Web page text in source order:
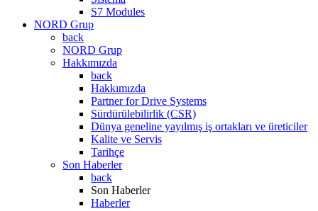
S7 Modules
NORD Grup
back
NORD Grup
Hakkımızda
back
Hakkımızda
Partner for Drive Systems
Sürdürülebilirlik (CSR)
Dünya geneline yayılmış iş ortakları ve üreticiler
Kalite ve Servis
Tarihçe
Son Haberler
back
Son Haberler
Haberler